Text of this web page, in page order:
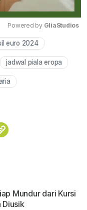
Powered by GliaStudios
euro 2024
jadwal piala eropa
Mundur dari Kursi
Diusik